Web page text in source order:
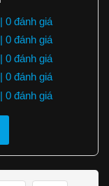
| 0 đánh giá
| 0 đánh giá
| 0 đánh giá
| 0 đánh giá
| 0 đánh giá